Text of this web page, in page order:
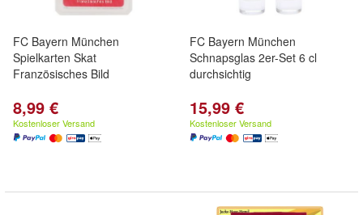
FC Bayern München
Spielkarten Skat
Französisches Bild
8,99 €
Kostenloser Versand
FC Bayern München
Schnapsglas 2er-Set 6 cl
durchsichtig
15,99 €
Kostenloser Versand